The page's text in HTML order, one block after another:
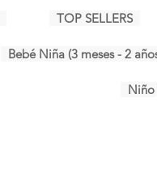
TOP SELLERS
Bebé Niña (3 meses - 2
Niño